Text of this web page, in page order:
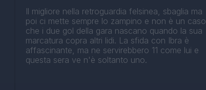
Il migliore nella retroguardia felsinea, sbaglia ma
poi ci mette sempre lo zampino e non è un caso
che i due gol della gara nascano quando la sua
marcatura copra altri lidi. La sfida con Ibra è
affascinante, ma ne servirebbero 11 come lui e
questa sera ve n'è soltanto uno.